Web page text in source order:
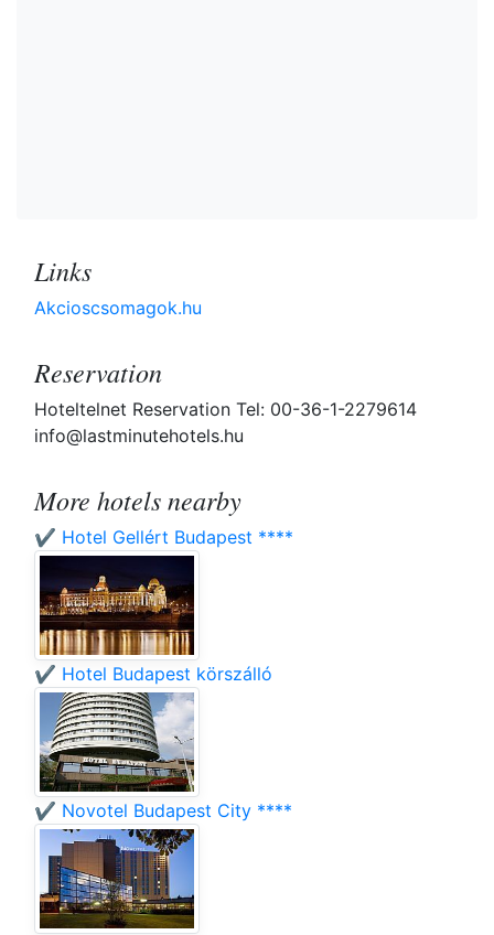
Links
Akcioscsomagok.hu
Reservation
Hoteltelnet Reservation Tel: 00-36-1-2279614
info@lastminutehotels.hu
More hotels nearby
✔️ Hotel Gellért Budapest ****
✔️ Hotel Budapest körszálló
✔️ Novotel Budapest City ****